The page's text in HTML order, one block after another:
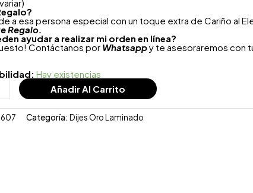
a esa persona especial con un toque extra de Cariño al
Regalo.
ayudar a realizar mi orden en línea?
Contáctanos por Whatsappy te asesoraremos con
Hay existencias
Añadir Al Carrito
607 Categoría: Dijes Oro Laminado